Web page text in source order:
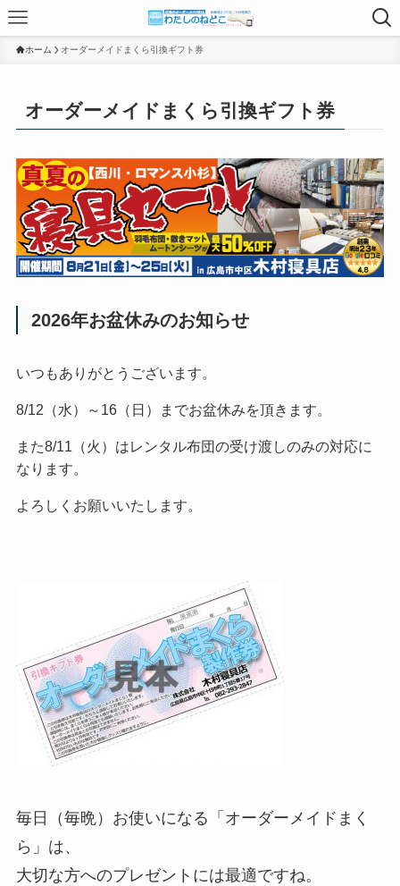
ホーム オーダーメイドまくら引換ギフト券
オーダーメイドまくら引換ギフト券
2026年お盆休みのお知らせ
いつもありがとうございます。
8/12（水）～16（日）までお盆休みを頂きます。
また8/11（火）はレンタル布団の受け渡しのみの対応に
なります。
よろしくお願いいたします。
毎日（毎晩）お使いになる「オーダーメイドまく
ら」は、
大切な方へのプレゼントには最適ですね。